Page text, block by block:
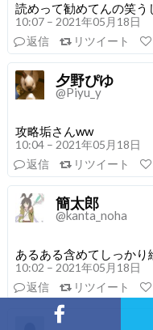
読めって勧めてんの笑う
10:07 – 2021年05月18日
返信
リツイート
夕野ぴゆ
@Piyu_y
攻略垢さんww
10:04 – 2021年05月18日
返信
リツイート
簡太郎
@kanta_noha
あるある含めてしっかり
10:02 – 2021年05月18日
返信
リツイート